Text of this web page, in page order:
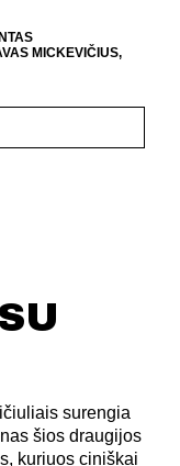
MICKEVIČIUS,
surengia
šios draugijos
kuriuos ciniškai